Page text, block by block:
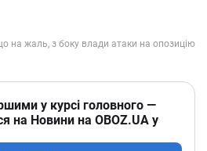
у курсі головного —
на Новини на OBOZ.UA у